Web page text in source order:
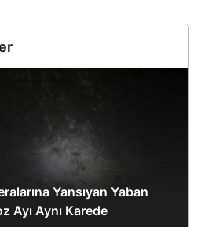
Yansıyan Yaban
Ayı Aynı Karede